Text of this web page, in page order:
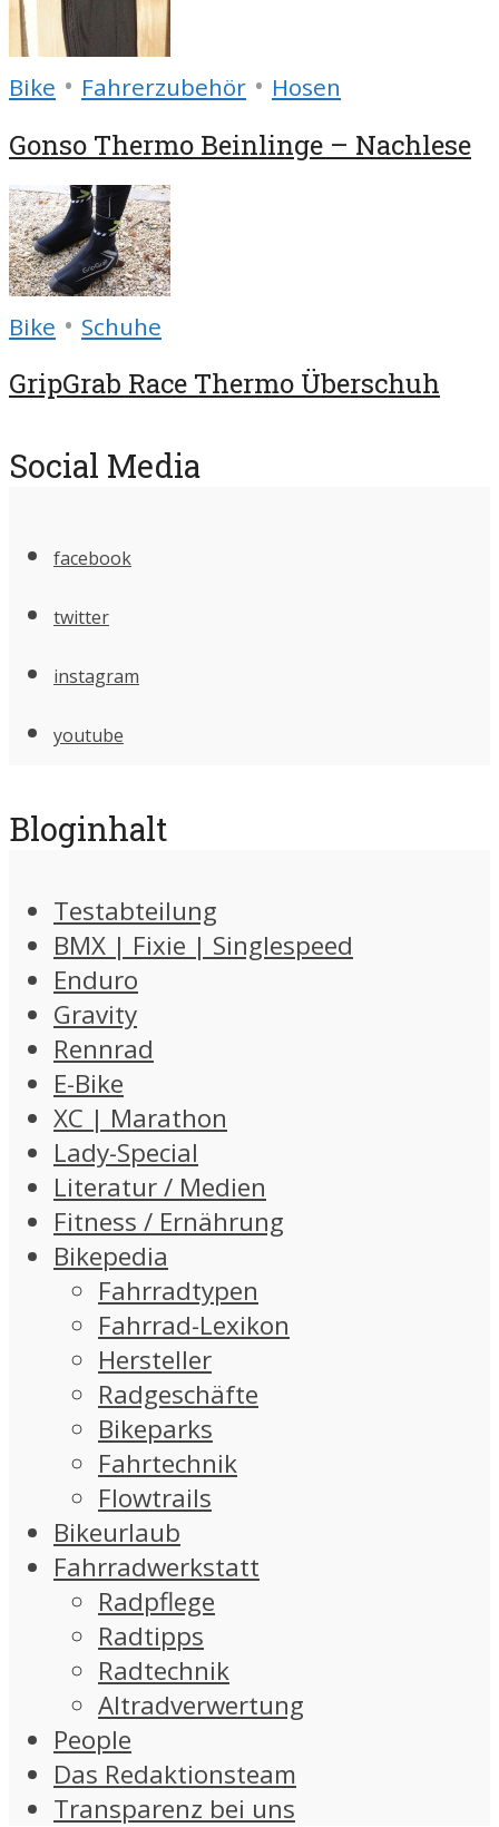
Bike • Fahrerzubehör • Hosen
Gonso Thermo Beinlinge – Nachlese
Bike • Schuhe
GripGrab Race Thermo Überschuh
Social Media
facebook
twitter
instagram
youtube
Bloginhalt
Testabteilung
BMX | Fixie | Singlespeed
Enduro
Gravity
Rennrad
E-Bike
XC | Marathon
Lady-Special
Literatur / Medien
Fitness / Ernährung
Bikepedia
Fahrradtypen
Fahrrad-Lexikon
Hersteller
Radgeschäfte
Bikeparks
Fahrtechnik
Flowtrails
Bikeurlaub
Fahrradwerkstatt
Radpflege
Radtipps
Radtechnik
Altradverwertung
People
Das Redaktionsteam
Transparenz bei uns